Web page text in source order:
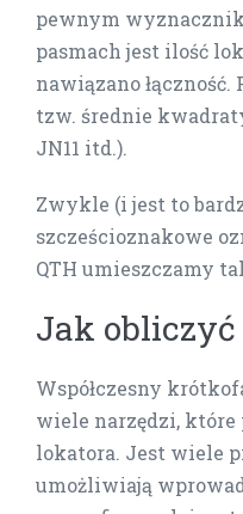
pewnym
pasmach jest ilość
nawiązano
tzw. średnie
JN11 itd.).
Zwykle (i jest to
szcześcioznakowe
QTH umieszczamy
Jak
Współczesny
wiele narzędzi, które
lokatora. Jest wiele
umożliwiają